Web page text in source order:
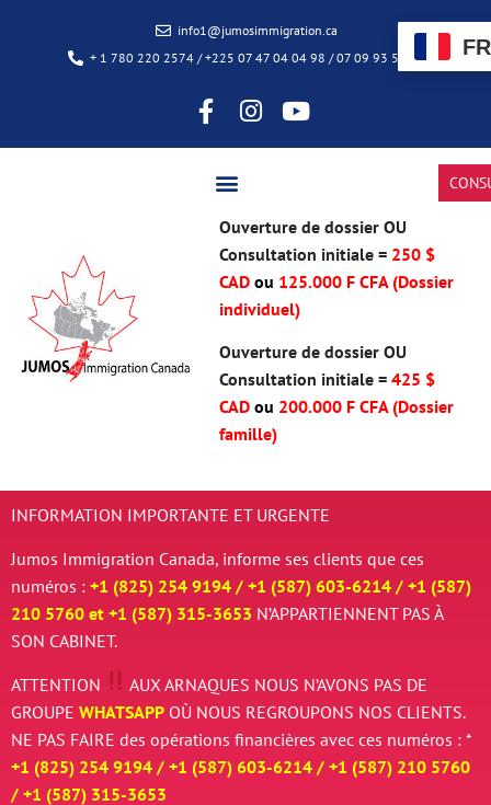
info1@jumosimmigration.ca
+ 1 780 220 2574 / +225 07 47 04 04 98 / 07 09 93 50 85
Ouverture de dossier OU
Consultation initiale = 250 $
CADou 125.000 F CFA (Dossier
individuel)
Ouverture de dossier OU
Consultation initiale =425 $
CAD ou 200.000 F CFA (Dossier
famille)
INFORMATION IMPORTANTE ET URGENTE
Jumos Immigration Canada, informe ses clients que ces
numéros : +1 (825) 254 9194 / +1 (587) 603-6214 / +1 (587)
210 5760 et +1 (587) 315-3653 N’APPARTIENNENT PAS À
SON CABINET.
ATTENTION AUX ARNAQUES NOUS N’AVONS PAS DE
GROUPE WHATSAPP OÙ NOUS REGROUPONS NOS CLIENTS.
NE PAS FAIRE des opérations financières avec ces numéros : *
+1 (825) 254 9194 / +1 (587) 603-6214 / +1 (587) 210 5760
/ +1 (587) 315-3653
FR